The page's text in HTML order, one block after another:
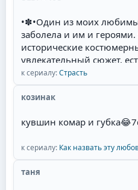
•✽•Один из моих
заболела и им и
исторические
увлекательный сюжет,
красивые талантливые
Себастьян Рульи,
великолепная игра, то
захватывающий сюжет,
полное соответствие
актёров и конечно
сериалах- ненависть
к сериалу:Страсть
козинак
кувшин комар и губка😂
к сериалу: Как назвать эту
таня